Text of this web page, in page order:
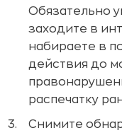
Обязательно
заходите в
набираете в
действия до
распечатку
Снимите